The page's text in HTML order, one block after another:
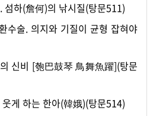
섬하(詹何)의 낚시질(탕문511)
수술. 의지와 기질이 균형 잡혀야
신비 [匏巴鼓琴 鳥舞魚躍](탕문
게 하는 한아(韓娥)(탕문514)